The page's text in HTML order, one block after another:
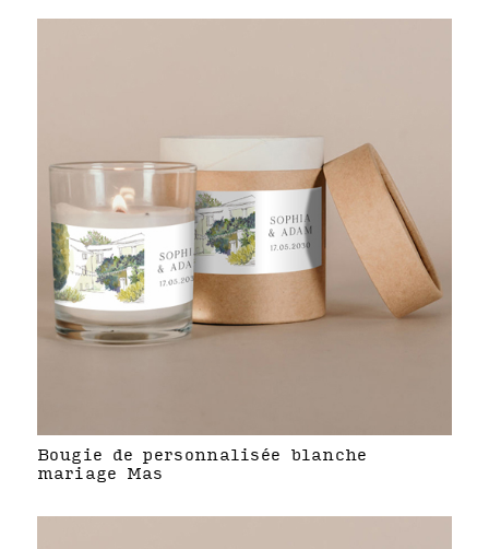
Bougie de personnalisée blanche
mariage Mas